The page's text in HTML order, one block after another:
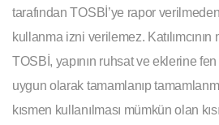
tarafından TOSBİ’ye rapor
kullanma izni verilemez. Katılımcının
TOSBİ, yapının ruhsat ve eklerine
uygun olarak tamamlanıp
kısmen kullanılması mümkün olan